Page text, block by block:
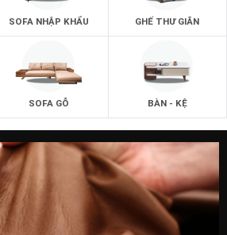
nhanh cho quý khách:
Quận 1 Quận 2,Quận 3,
Quận 7 Quận 8,Quận 10,Quận
Thủ Đức sau khi đặt hàng sẽ nhận
1 ngày làm việc ( nếu sản phẩm có
SOFA NHẬP KHẨU GHẾ THƯ GIÃN
SOFA GỖ BÀN - KỆ